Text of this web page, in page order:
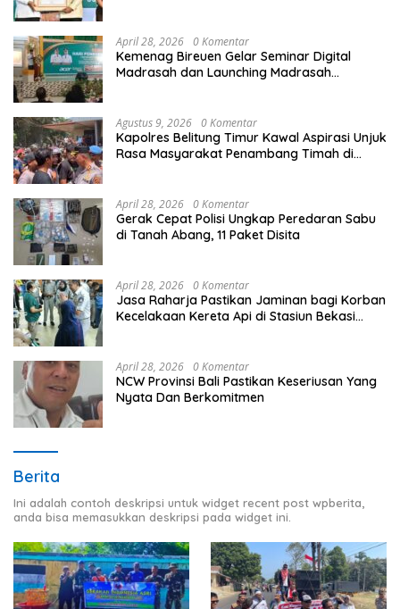
April 28, 2026 0 Komentar
Kemenag Bireuen Gelar Seminar Digital
Madrasah dan Launching Madrasah
Agustus 9, 2026 0 Komentar
Kapolres Belitung Timur Kawal Aspirasi Unjuk
Rasa Masyarakat Penambang Timah di
April 28, 2026 0 Komentar
Gerak Cepat Polisi Ungkap Peredaran Sabu
di Tanah Abang, 11 Paket Disita
April 28, 2026 0 Komentar
Jasa Raharja Pastikan Jaminan bagi Korban
Kecelakaan Kereta Api di Stasiun Bekasi
April 28, 2026 0 Komentar
NCW Provinsi Bali Pastikan Keseriusan Yang
Nyata Dan Berkomitmen
Berita
Ini adalah contoh deskripsi untuk widget recent post wpberita,
anda bisa memasukkan deskripsi pada widget ini.